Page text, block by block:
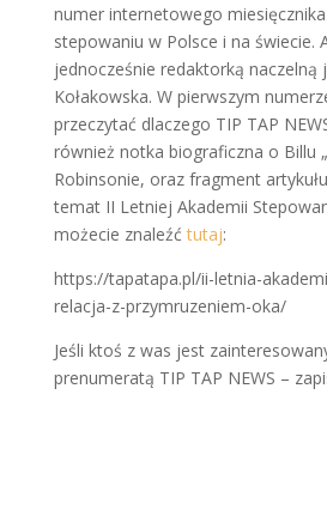
numer internetowego
stepowaniu w Polsce i na świecie.
jednocześnie redaktorką naczelną
Kołakowska. W pierwszym
przeczytać dlaczego TIP TAP
również notka biograficzna o Billu
Robinsonie, oraz fragment
temat II Letniej Akademii
możecie znaleźćtutaj:
https://tapatapa.pl/ii-letnia-
relacja-z-przymruzeniem-oka/
Jeśli ktoś z was jest
prenumeratą TIP TAP NEWS –